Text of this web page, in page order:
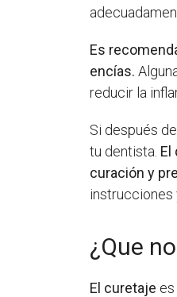
Es
encías.
reducir la
Si después
tu dentista. El
curación y
instrucciones
¿Que
El curetaje